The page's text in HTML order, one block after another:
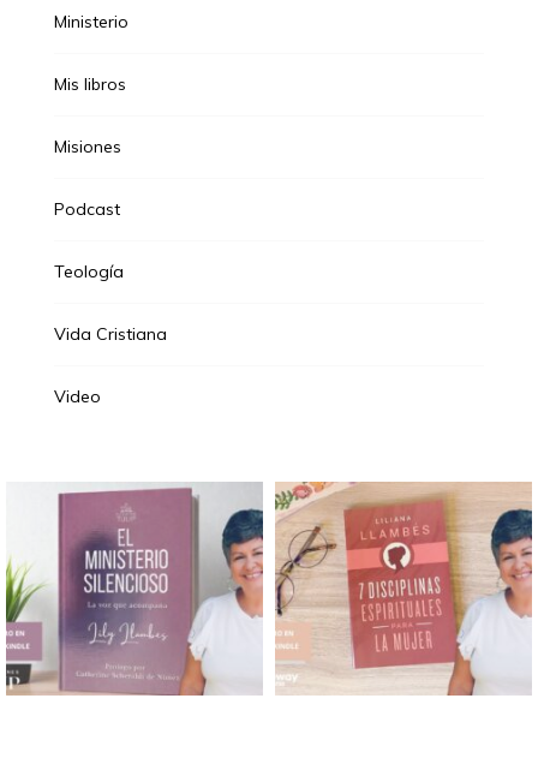
Ministerio
Mis libros
Misiones
Podcast
Teología
Vida Cristiana
Video